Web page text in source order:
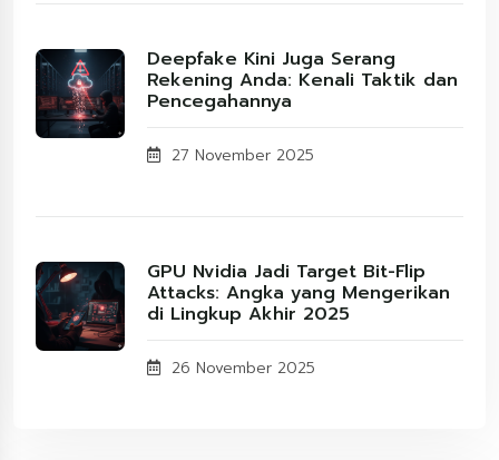
Deepfake Kini Juga Serang
Rekening Anda: Kenali Taktik dan
Pencegahannya
27 November 2025
GPU Nvidia Jadi Target Bit-Flip
Attacks: Angka yang Mengerikan
di Lingkup Akhir 2025
26 November 2025